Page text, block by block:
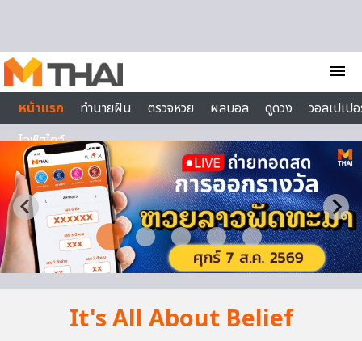
menu
หน้าแรก
ทำนายฝัน ตรวจหวย ผลบอล ดูดวง
วอลเปเป
ไลฟ์สไตล์
It's All About Belief